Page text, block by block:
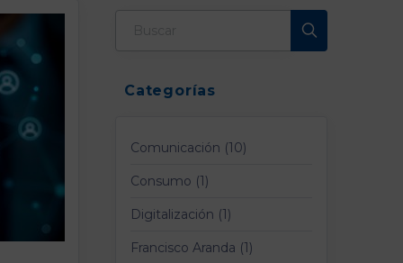
Categorías
Comunicación (10)
Consumo (1)
Digitalización (1)
Francisco Aranda (1)